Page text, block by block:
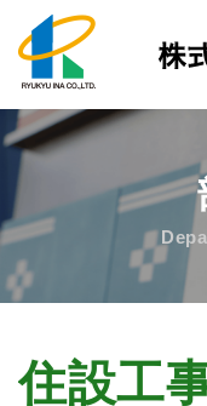
住設工